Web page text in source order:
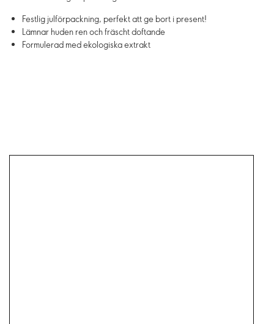
Festlig julförpackning, perfekt att ge bort i present!
Lämnar huden ren och fräscht doftande
Formulerad med ekologiska extrakt